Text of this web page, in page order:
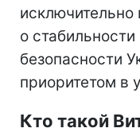
исключительно
о
безопасности
приоритетом в
Кто такой